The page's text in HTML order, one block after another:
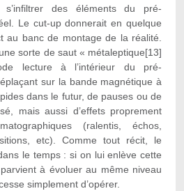
des éléments du pré-
Le cut-up donnerait en quelque
au banc de montage de la réalité.
sorte de saut « métaleptique[13]
lecture à l’intérieur du pré-
sur la bande magnétique à
dans le futur, de pauses ou de
mais aussi d’effets proprement
(ralentis, échos,
etc). Comme tout récit, le
le temps : si on lui enlève cette
à évoluer au même niveau
simplement d’opérer.